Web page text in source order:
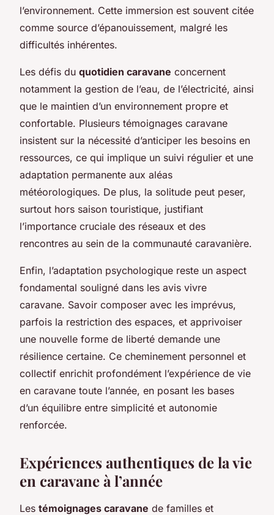
l’environnement. Cette immersion est souvent citée
comme source d’épanouissement, malgré les
difficultés inhérentes.
Les défis du quotidien caravane concernent
notamment la gestion de l’eau, de l’électricité, ainsi
que le maintien d’un environnement propre et
confortable. Plusieurs témoignages caravane
insistent sur la nécessité d’anticiper les besoins en
ressources, ce qui implique un suivi régulier et une
adaptation permanente aux aléas
météorologiques. De plus, la solitude peut peser,
surtout hors saison touristique, justifiant
l’importance cruciale des réseaux et des
rencontres au sein de la communauté caravanière.
Enfin, l’adaptation psychologique reste un aspect
fondamental souligné dans les avis vivre
caravane. Savoir composer avec les imprévus,
parfois la restriction des espaces, et apprivoiser
une nouvelle forme de liberté demande une
résilience certaine. Ce cheminement personnel et
collectif enrichit profondément l’expérience de vie
en caravane toute l’année, en posant les bases
d’un équilibre entre simplicité et autonomie
renforcée.
Expériences authentiques de la vie
en caravane à l’année
Les témoignages caravane de familles et